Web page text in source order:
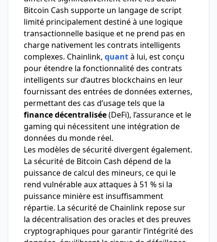
Bitcoin Cash supporte un langage de script
limité principalement destiné à une logique
transactionnelle basique et ne prend pas en
charge nativement les contrats intelligents
complexes. Chainlink, quantà lui, est conçu
pour étendre la fonctionnalité des contrats
intelligents sur d’autres blockchains en leur
fournissant des entrées de données externes,
permettant des cas d’usage tels que la
finance décentralisée(DeFi), l’assurance et le
gaming qui nécessitent une intégration de
données du monde réel.
Les modèles de sécurité divergent également.
La sécurité de Bitcoin Cash dépend de la
puissance de calcul des mineurs, ce qui le
rend vulnérable aux attaques à 51 % si la
puissance minière est insuffisamment
répartie. La sécurité de Chainlink repose sur
la décentralisation des oracles et des preuves
cryptographiques pour garantir l’intégrité des